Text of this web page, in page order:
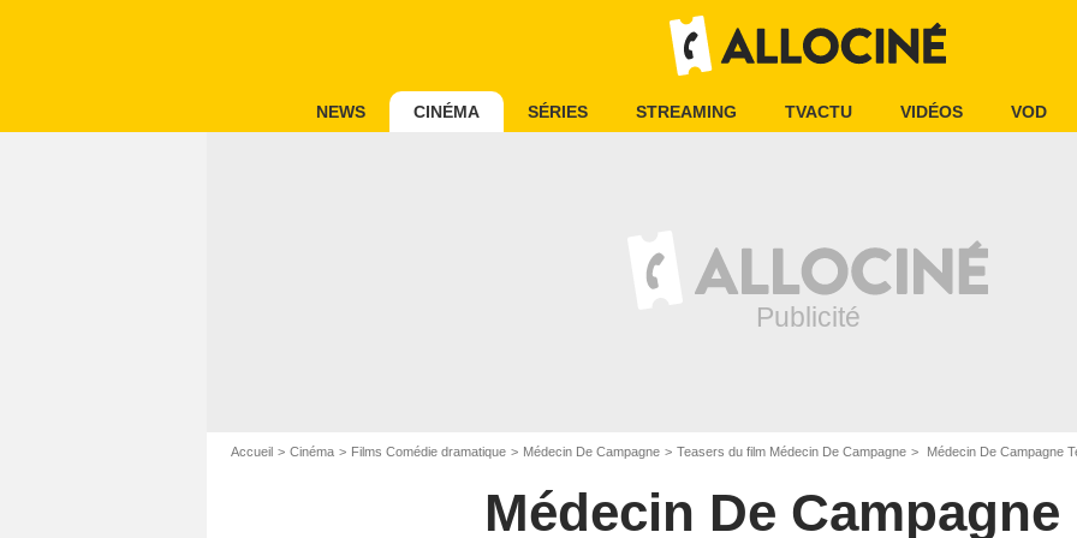
NEWS CINÉMA SÉRIES STREAMING TVACTU VIDÉOS VOD
Accueil Cinéma Films Comédie dramatique Médecin De Campagne Teasers du film Médecin De Campagne Médecin De Campagne
Médecin De Campagne